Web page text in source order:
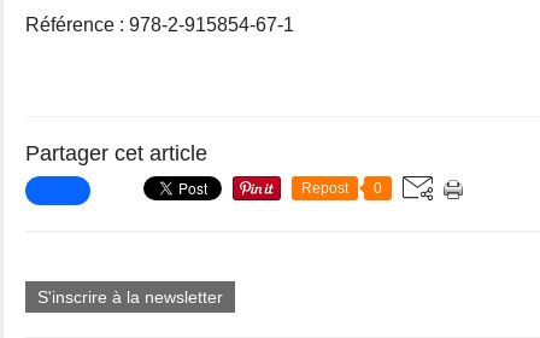
Référence : 978-2-915854-67-1
Partager cet article
Repost 0
S'inscrire à la newsletter